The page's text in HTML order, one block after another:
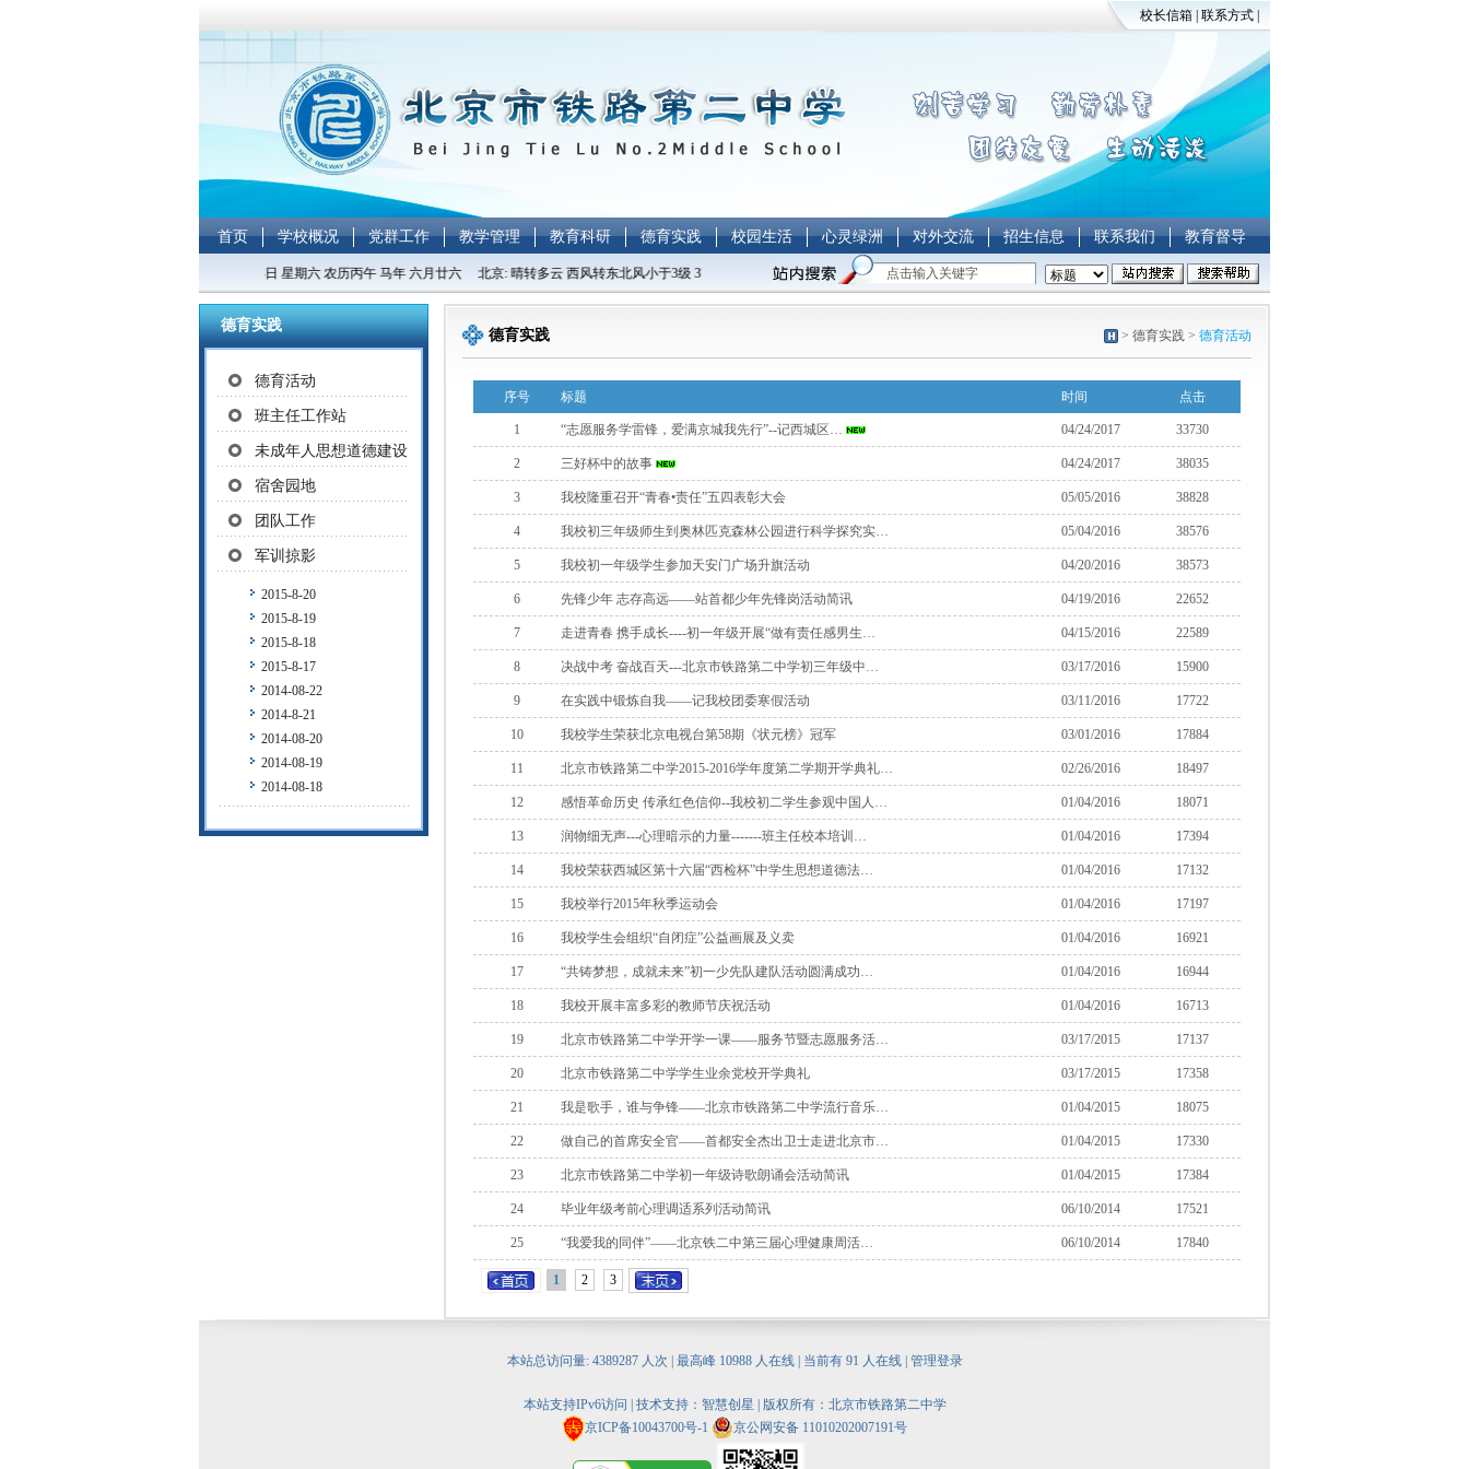
校长信箱 联系方式
首页 学校概况 党群工作 教学管理 教育科研 德育实践 校园生活 心灵绿洲 对外交流 招生信息 联系我们 教育督导
今天是2026年08月08日 星期六 农历丙午 马年 六月廿六 北京: 晴转多云 西风转东北风小于3级 3℃～-7℃
德育实践
德育活动
班主任工作站
未成年人思想道德建设
宿舍园地
团队工作
军训掠影
2015-8-20
2015-8-19
2015-8-18
2015-8-17
2014-08-22
2014-8-21
2014-08-20
2014-08-19
2014-08-18
德育实践 > 德育实践 > 德育活动
序号 标题 时间 点击
1 “志愿服务学雷锋，爱满京城我先行”--记西城区… 04/24/2017 33730
2 三好杯中的故事 04/24/2017 38035
3 我校隆重召开“青春•责任”五四表彰大会 05/05/2016 38828
4 我校初三年级师生到奥林匹克森林公园进行科学探究实… 05/04/2016 38576
5 我校初一年级学生参加天安门广场升旗活动 04/20/2016 38573
6 先锋少年 志存高远——站首都少年先锋岗活动简讯 04/19/2016 22652
7 走进青春 携手成长----初一年级开展“做有责任感男生… 04/15/2016 22589
8 决战中考 奋战百天---北京市铁路第二中学初三年级中… 03/17/2016 15900
9 在实践中锻炼自我——记我校团委寒假活动 03/11/2016 17722
10 我校学生荣获北京电视台第58期《状元榜》冠军 03/01/2016 17884
11 北京市铁路第二中学2015-2016学年度第二学期开学典礼… 02/26/2016 18497
12 感悟革命历史 传承红色信仰--我校初二学生参观中国人… 01/04/2016 18071
13 润物细无声---心理暗示的力量-------班主任校本培训… 01/04/2016 17394
14 我校荣获西城区第十六届“西检杯”中学生思想道德法… 01/04/2016 17132
15 我校举行2015年秋季运动会 01/04/2016 17197
16 我校学生会组织“自闭症”公益画展及义卖 01/04/2016 16921
17 “共铸梦想，成就未来”初一少先队建队活动圆满成功… 01/04/2016 16944
18 我校开展丰富多彩的教师节庆祝活动 01/04/2016 16713
19 北京市铁路第二中学开学一课——服务节暨志愿服务活… 03/17/2015 17137
20 北京市铁路第二中学学生业余党校开学典礼 03/17/2015 17358
21 我是歌手，谁与争锋——北京市铁路第二中学流行音乐… 01/04/2015 18075
22 做自己的首席安全官——首都安全杰出卫士走进北京市… 01/04/2015 17330
23 北京市铁路第二中学初一年级诗歌朗诵会活动简讯 01/04/2015 17384
24 毕业年级考前心理调适系列活动简讯 06/10/2014 17521
25 “我爱我的同伴”——北京铁二中第三届心理健康周活… 06/10/2014 17840
1 2 3
本站总访问量: 4389287人次 | 最高峰 10988人在线 | 当前有 91 人在线 | 管理登录
本站支持IPv6访问 | 技术支持： 智慧创星 | 版权所有：北京市铁路第二中学
京ICP备10043700号-1
京公网安备 11010202007191号